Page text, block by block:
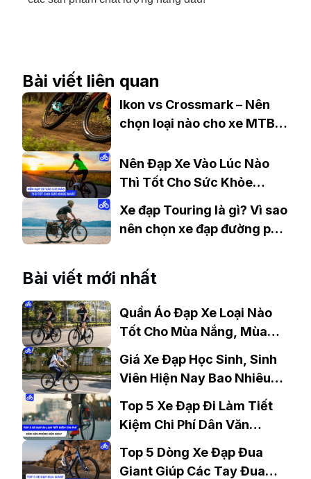
Bài viết liên quan
Ikon vs Crossmark – Nên
chọn loại nào cho xe MTB
Nên Đạp Xe Vào Lúc Nào
Thì Tốt Cho Sức Khỏe
Xe đạp Touring là gì? Vì sao
nên chọn xe đạp đường phố
Bài viết mới nhất
Quần Áo Đạp Xe Loại Nào
Tốt Cho Mùa Nắng, Mùa
Giá Xe Đạp Học Sinh, Sinh
Viên Hiện Nay Bao Nhiêu?
Top 5 Xe Đạp Đi Làm Tiết
Kiệm Chi Phí Dân Văn
Top 5 Dòng Xe Đạp Đua
Giant Giúp Các Tay Đua